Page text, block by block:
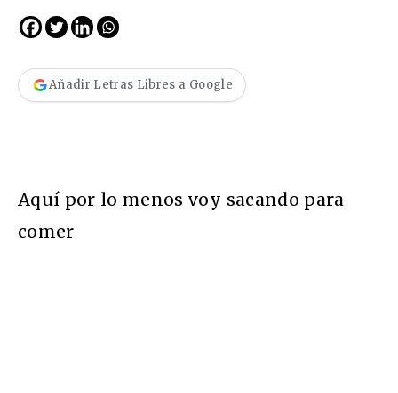
Añadir Letras Libres a Google
Aquí por lo menos voy sacando para
comer